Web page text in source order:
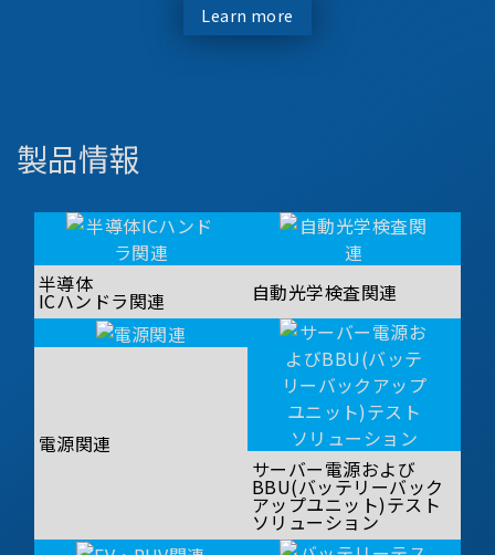
Learn more
製品情報
半導体
ICハンドラ関連 自動光学検査関連
電源関連
サーバー電源および
BBU(バッテリーバック
アップユニット)テスト
ソリューション